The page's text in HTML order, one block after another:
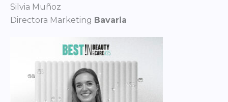
Silvia Muñoz
Directora Marketing Bavaria